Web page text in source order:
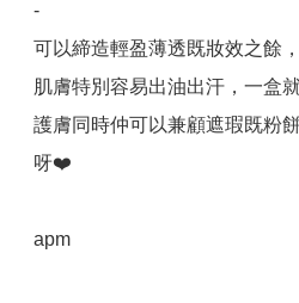
-
可以締造輕盈薄透既妝效之餘
肌膚特別容易出油出汗，一盒
護膚同時仲可以兼顧遮瑕既粉
呀❤️
apm